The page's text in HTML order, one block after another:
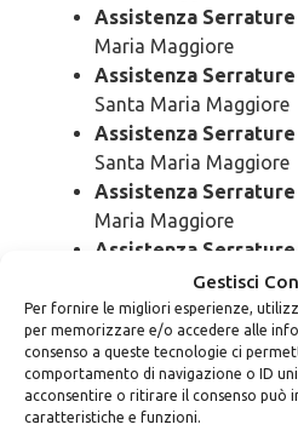
Gestisci
Per fornire le migliori esperienze,
per memorizzare e/o accedere alle
consenso a queste tecnologie ci
comportamento di navigazione o ID
acconsentire o ritirare il consenso può
caratteristiche e funzioni.
Assistenza
Maria Maggiore
Assistenza Serrature
Santa Maria Maggiore
Assistenza Serrature
Santa Maria Maggiore
Assistenza
Maria Maggiore
Assistenza Serrature
Maria Maggiore
Assistenza Serrature
Maria Maggiore
Assistenza
Maria Maggiore
Assistenza Serrature